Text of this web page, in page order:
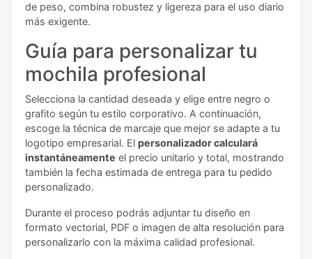
de peso, combina robustez y ligereza para el uso diario
más exigente.
Guía para personalizar tu
mochila profesional
Selecciona la cantidad deseada y elige entre negro o
grafito según tu estilo corporativo. A continuación,
escoge la técnica de marcaje que mejor se adapte a tu
logotipo empresarial. El personalizador calculará
instantáneamente el precio unitario y total, mostrando
también la fecha estimada de entrega para tu pedido
personalizado.
Durante el proceso podrás adjuntar tu diseño en
formato vectorial, PDF o imagen de alta resolución para
personalizarlo con la máxima calidad profesional.